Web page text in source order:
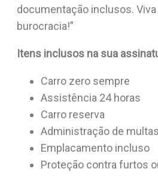
documentação inclusos.
burocracia!”
Itens inclusos na sua
Carro zero sempre
Assistência 24 horas
Carro reserva
Administração de multas
Emplacamento incluso
Proteção contra furtos